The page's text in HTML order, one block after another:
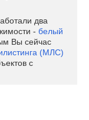
два
- белый
Вы сейчас
(МЛС)
с